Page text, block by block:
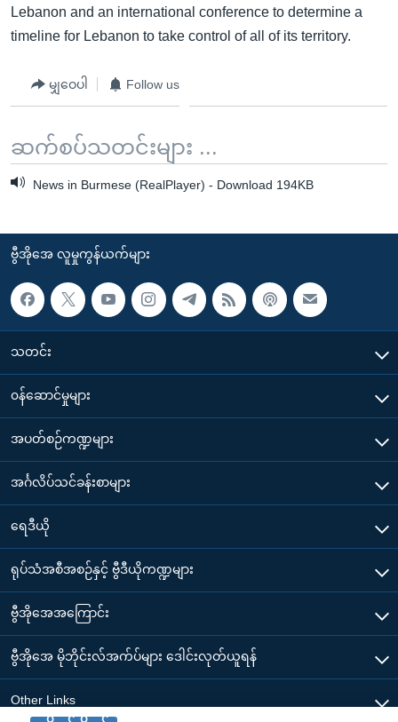
Lebanon and an international conference to determine a
timeline for Lebanon to take control of all of its territory.
မျှဝေပါ Follow us
ဆက်စပ်သတင်းများ ...
News in Burmese (RealPlayer) - Download 194KB
ဗွီအိုအေ လူမှုကွန်ယက်များ
သတင်း
၀န်ဆောင်မှုများ
အပတ်စဉ်ကဏ္ဍများ
အင်္ဂလိပ်သင်ခန်းစာများ
ရေဒီယို
ရုပ်သံအစီအစဉ်နှင့် ဗွီဒီယိုကဏ္ဍများ
ဗွီအိုအေအကြောင်း
ဗွီအိုအေ မိုဘိုင်းလ်အက်ပ်များ ဒေါင်းလုတ်ယူရန်
Other Links